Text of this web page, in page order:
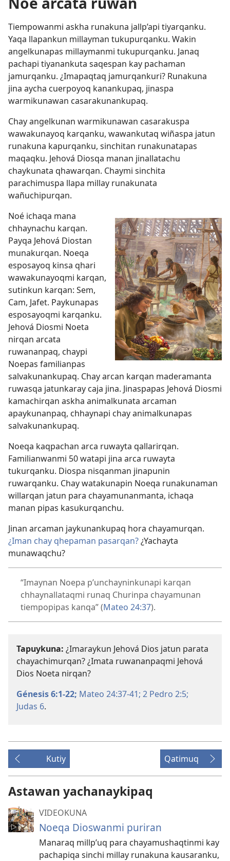
Tiempowanmi askha runakuna jallp’api tiyarqanku.
Yaqa llapankun millayman tukupurqanku. Wakin
angelkunapas millaymanmi tukupurqanku. Janaq
pachapi tiyanankuta saqespan kay pachaman
jamurqanku. ¿Imapaqtaq jamurqankuri? Runakuna
jina aycha cuerpoyoq kanankupaq, jinaspa
warmikunawan casarakunankupaq.
Chay angelkunan warmikunawan casarakuspa
wawakunayoq karqanku, wawankutaq wiñaspa jatun
runakuna kapurqanku, sinchitan runakunatapas
maqaqku. Jehová Diosqa manan jinallatachu
chaykunata qhawarqan. Chaymi sinchita
parachimuspa llapa millay runakunata
wañuchipurqan.
Noé ichaqa mana
chhaynachu karqan.
Payqa Jehová Diostan
munakurqan. Noeqa
esposayoq kinsa qhari
wawakunayoqmi karqan,
sutinkun karqan: Sem,
Cam, Jafet. Paykunapas
esposayoqmi karqanku.
Jehová Diosmi Noeta
nirqan arcata
ruwananpaq, chaypi
Noepas familianpas
salvakunankupaq. Chay arcan karqan maderamanta
ruwasqa jatunkaray caja jina. Jinaspapas Jehová Diosmi
kamachirqan askha animalkunata arcaman
apaykunanpaq, chhaynapi chay animalkunapas
salvakunankupaq.
Noeqa kaqpachan arca ruwayta qallarirqan.
Familianwanmi 50 watapi jina arca ruwayta
tukurqanku. Diospa nisqanman jinapunin
ruwarqanku. Chay watakunapin Noeqa runakunaman
willarqan jatun para chayamunanmanta, ichaqa
manan pipas kasukurqanchu.
Jinan arcaman jaykunankupaq hora chayamurqan.
¿Iman chay qhepaman pasarqan?¿Yachayta
munawaqchu?
“Imaynan Noepa p’unchayninkunapi karqan
chhaynallataqmi runaq Churinpa chayamunan
tiempopipas kanqa” (Mateo 24:37).
Tapuykuna: ¿Imaraykun Jehová Dios jatun parata
chayachimurqan? ¿Imata ruwananpaqmi Jehová
Dios Noeta nirqan?
Génesis 6:1-22; Mateo 24:37-41; 2 Pedro 2:5;
Judas 6.
Kutiy Qatimuq
Astawan yachanaykipaq
VIDEOKUNA
Noeqa Dioswanmi puriran
Manaraq millp’uq para chayamushaqtinmi kay
pachapiqa sinchi millay runakuna kausaranku,